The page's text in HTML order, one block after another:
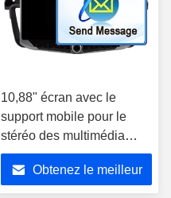
10,88" écran avec le
support mobile pour le
stéréo des multimédia
2011-2018 de Peugeot
508
Obtenez le meilleur